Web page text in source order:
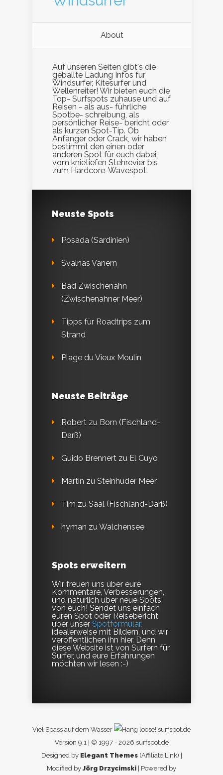
About
Auf unseren Seiten gibt's die
geballte Ladung Infos für
Windsurfer, Kitesurfer und
Wellenreiter! Wir bieten euch die
Top- Surfspots zuhause und auf
Reisen - als aus- führliche
Spotbe- schreibung, als
persönlicher Reise- bericht oder
als kurzen Spot-Tip. Ob
Anfänger oder Crack, wir haben
bestimmt den einen oder
anderen Spot für euch dabei,
vom knietiefen Stehrevier bis
zum Hardcore-Wavespot.
Neuste Spots
Posada (Sardinien)
Svalnäs Vänern
Bad Zwischenahn
(Zwischenahner Meer)
Tipps für Roadtrips zum
Strand
Plage du Vieux Moulin
Neuste Beiträge
Robert zu Born (Fischland-
Darß)
Guido Brennert zu El Cuyo
Martin zu Steinhuder Meer
Tim zu Saal (Fischland-Darß)
hyman zu Walchensee
Spots erweitern
Wir freuen uns über eure
Kommentare, Verbesserungen,
und natürlich über neue Spots
von euch! Sendet uns einfach
euren Spot oder Reisebericht
über unser Spotformular,
idealerweise mit Bildern, und wir
veröffentlichen ihn hier. Denn
diese Website ist von Surfern für
Surfer, und eure Erfahrungen
möchten wir lesen :-)
Viel Spass auf dem Wasser
surfspot.de
Version 9.1 | © 1997 - 2026 surfspot.de
Designed by Elegant Themes(Affiliate Link) |
Modified by Jörg Drzycimski | Powered by